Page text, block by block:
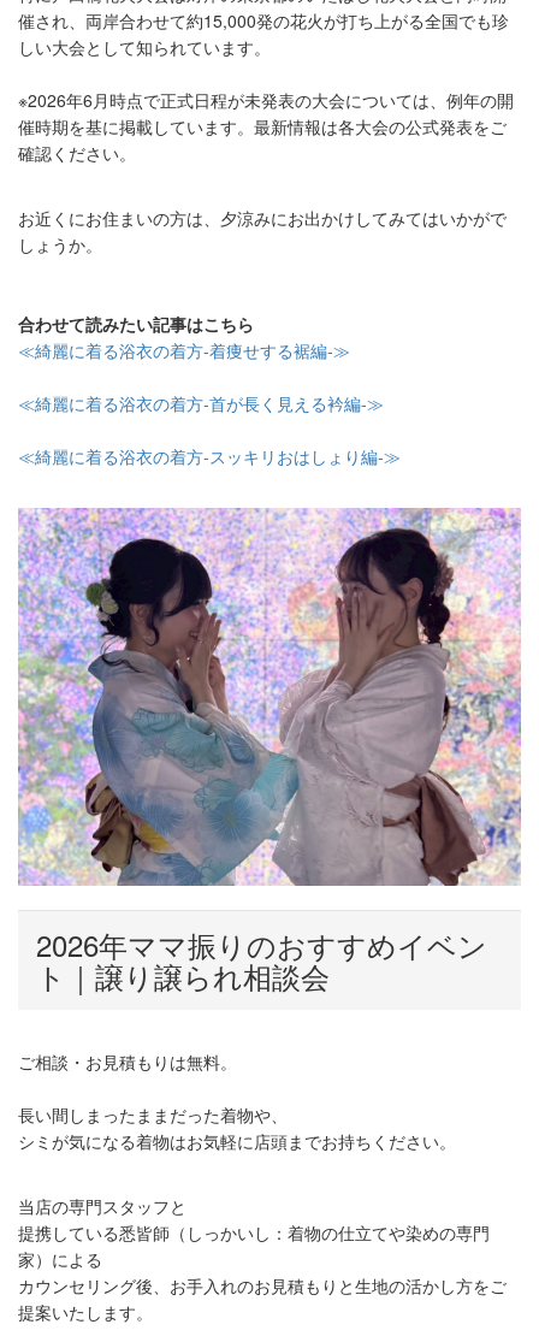
催され、両岸合わせて約15,000発の花火が打ち上がる全国でも珍
しい大会として知られています。
※2026年6月時点で正式日程が未発表の大会については、例年の開
催時期を基に掲載しています。最新情報は各大会の公式発表をご
確認ください。
お近くにお住まいの方は、夕涼みにお出かけしてみてはいかがで
しょうか。
合わせて読みたい記事はこちら
≪綺麗に着る浴衣の着方‐着痩せする裾編‐≫
≪綺麗に着る浴衣の着方‐首が長く見える衿編‐≫
≪綺麗に着る浴衣の着方‐スッキリおはしょり編‐≫
2026年ママ振りのおすすめイベン
ト｜譲り譲られ相談会
ご相談・お見積もりは無料。
長い間しまったままだった着物や、
シミが気になる着物はお気軽に店頭までお持ちください。
当店の専門スタッフと
提携している悉皆師（しっかいし：着物の仕立てや染めの専門
家）による
カウンセリング後、お手入れのお見積もりと生地の活かし方をご
提案いたします。